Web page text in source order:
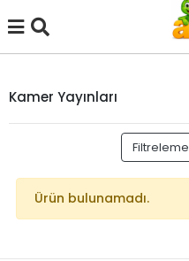
Kamer Yayınları
Filtreleme
Ürün bulunamadı.